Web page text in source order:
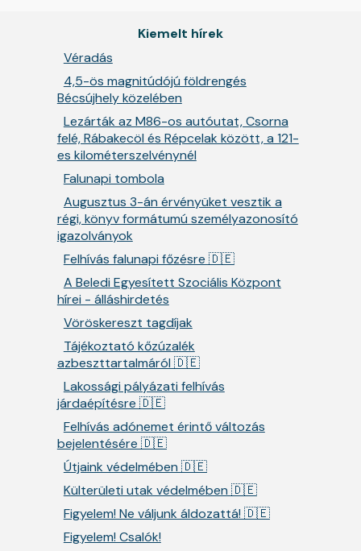
Kiemelt hírek
Véradás
4,5-ös magnitúdójú földrengés
Bécsújhely közelében
Lezárták az M86-os autóutat, Csorna
felé, Rábakecöl és Répcelak között, a 121-
es kilométerszelvénynél
Falunapi tombola
Augusztus 3-án érvényüket vesztik a
régi, könyv formátumú személyazonosító
igazolványok
Felhívás falunapi főzésre 🇩🇪
A Beledi Egyesített Szociális Központ
hírei - álláshirdetés
Vöröskereszt tagdíjak
Tájékoztató kőzúzalék
azbeszttartalmáról 🇩🇪
Lakossági pályázati felhívás
járdaépítésre 🇩🇪
Felhívás adónemet érintő változás
bejelentésére 🇩🇪
Útjaink védelmében 🇩🇪
Külterületi utak védelmében 🇩🇪
Figyelem! Ne váljunk áldozattá! 🇩🇪
Figyelem! Csalók!